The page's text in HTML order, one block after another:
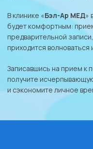
В клинике «Бэл-Ар МЕД»
будет комфортным:
предварительной
приходится волноваться
Записавшись на прием к
получите
и сэкономите личное